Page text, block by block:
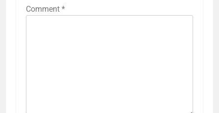
Comment *